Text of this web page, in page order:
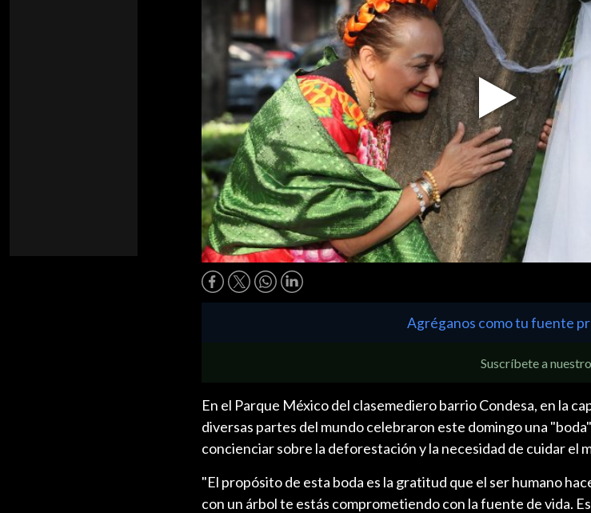
Play
Video
Agréganos como tu fuente
Suscríbete a
En el Parque México del clasemediero barrio Condesa, en la
diversas partes del mundo celebraron este domingo una
concienciar sobre la deforestación y la necesidad de cuidar el
"El propósito de esta boda es la gratitud que el ser humano
con un árbol te estás comprometiendo con la fuente de vida.